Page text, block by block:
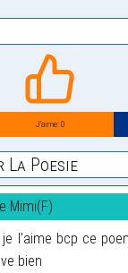
J’aime: 0
La Poesie
Mimi(F)
l’aime bcp ce
bien